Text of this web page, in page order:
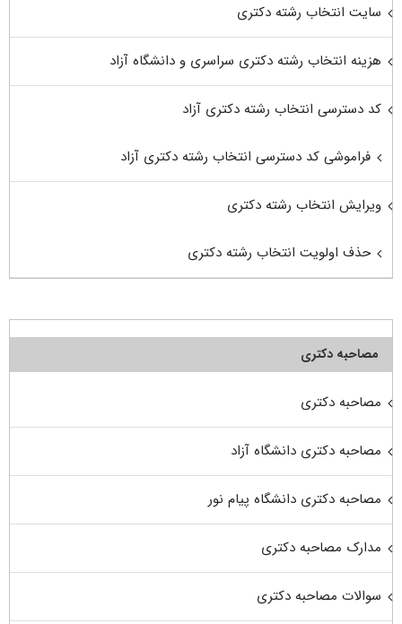
سایت انتخاب رشته دکتری
هزینه انتخاب رشته دکتری سراسری و دانشگاه آزاد
کد دسترسی انتخاب رشته دکتری آزاد
فراموشی کد دسترسی انتخاب رشته دکتری آزاد
ویرایش انتخاب رشته دکتری
حذف اولویت انتخاب رشته دکتری
مصاحبه دکتری
مصاحبه دکتری
مصاحبه دکتری دانشگاه آزاد
مصاحبه دکتری دانشگاه پیام نور
مدارک مصاحبه دکتری
سوالات مصاحبه دکتری